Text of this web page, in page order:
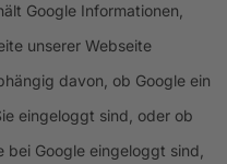
Google Informationen,
unserer Webseite
davon, ob Google ein
eingeloggt sind, oder ob
Google eingeloggt sind,